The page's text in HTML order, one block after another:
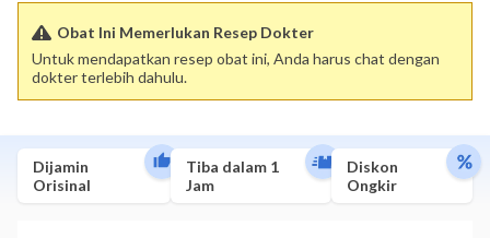
Obat Ini Memerlukan Resep Dokter
Untuk mendapatkan resep obat ini, Anda harus chat dengan
dokter terlebih dahulu.
Dijamin
Orisinal
Tiba dalam 1
Jam
Diskon
Ongkir